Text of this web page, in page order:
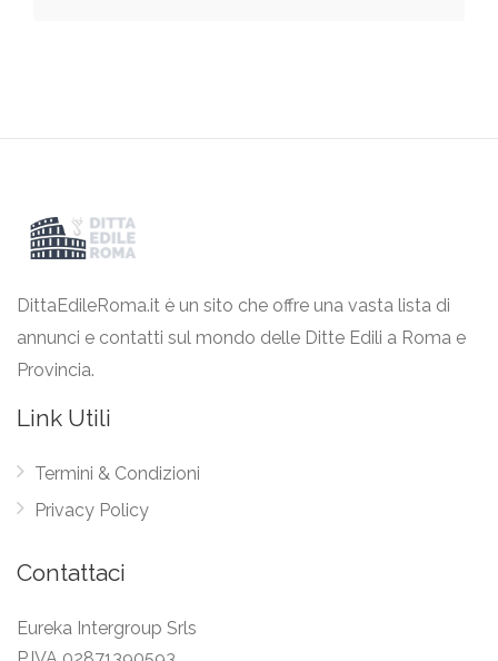
DittaEdileRoma.it è un sito che offre una vasta lista di
annunci e contatti sul mondo delle Ditte Edili a Roma e
Provincia.
Link Utili
Termini & Condizioni
Privacy Policy
Contattaci
Eureka Intergroup Srls